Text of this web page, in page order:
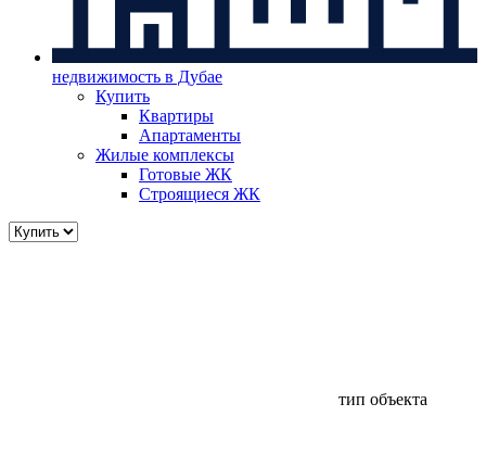
недвижимость в Дубае
Купить
Квартиры
Апартаменты
Жилые комплексы
Готовые ЖК
Строящиеся ЖК
тип объекта